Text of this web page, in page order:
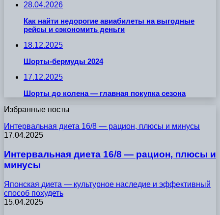
28.04.2026
Как найти недорогие авиабилеты на выгодные
рейсы и сэкономить деньги
18.12.2025
Шорты-бермуды 2024
17.12.2025
Шорты до колена — главная покупка сезона
Избранные посты
Интервальная диета 16/8 — рацион, плюсы и минусы
17.04.2025
Интервальная диета 16/8 — рацион, плюсы и
минусы
Японская диета — культурное наследие и эффективный
способ похудеть
15.04.2025